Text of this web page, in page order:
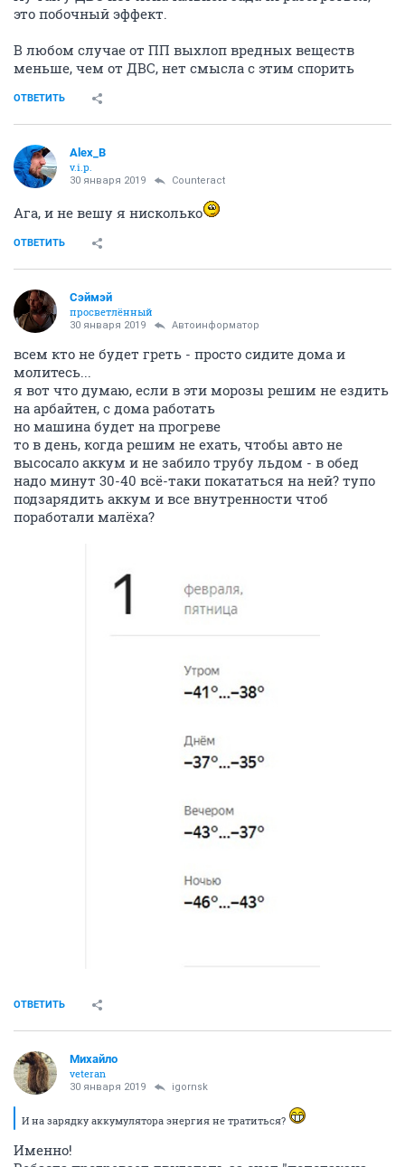
это побочный эффект.
В любом случае от ПП выхлоп вредных веществ
меньше, чем от ДВС, нет смысла с этим спорить
ОТВЕТИТЬ
Alex_B
v.i.p.
30 января 2019 Counteract
Ага, и не вешу я нисколько
ОТВЕТИТЬ
Сэймэй
просветлённый
30 января 2019 Автоинформатор
всем кто не будет греть - просто сидите дома и
молитесь...
я вот что думаю, если в эти морозы решим не ездить
на арбайтен, с дома работать
но машина будет на прогреве
то в день, когда решим не ехать, чтобы авто не
высосало аккум и не забило трубу льдом - в обед
надо минут 30-40 всё-таки покататься на ней? тупо
подзарядить аккум и все внутренности чтоб
поработали малёха?
ОТВЕТИТЬ
Михайло
veteran
30 января 2019 igornsk
И на зарядку аккумулятора энергия не тратиться?
Именно!